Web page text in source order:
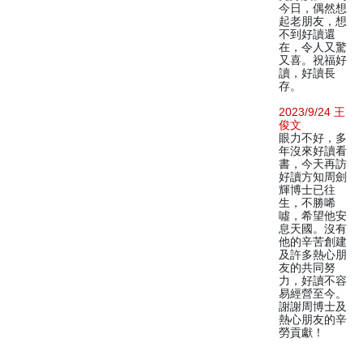
今日，偶然想
起老朋友，想
不到好讀還
在，令人又驚
又喜。祝福好
讀，好讀長
存。
2023/9/24 王
俊文
眼力不好，多
年沒來好讀看
書，今天再訪
好讀方知周劍
輝博士已往
生，不勝唏
噓，希望他安
息天國。沒有
他的辛苦創建
及許多熱心朋
友的共同努
力，好讀不容
易經營至今。
謝謝周博士及
熱心朋友的辛
勞貢獻！